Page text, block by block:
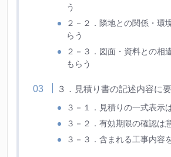
う
２－２．隣地との関係・環
らう
２－３．図面・資料との相
もらう
３．見積り書の記述内容に
３－１．見積りの一式表示
３－２．有効期限の確認は
３－３．含まれる工事内容